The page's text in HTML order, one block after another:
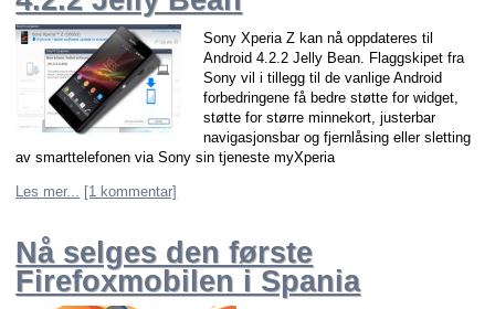
Sony Xperia Z kan nå oppdateres til
Android 4.2.2 Jelly Bean. Flaggskipet fra
Sony vil i tillegg til de vanlige Android
forbedringene få bedre støtte for widget,
støtte for større minnekort, justerbar
navigasjonsbar og fjernlåsing eller sletting
av smarttelefonen via Sony sin tjeneste myXperia
Les mer... [1 kommentar]
Nå selges den første
Firefoxmobilen i Spania